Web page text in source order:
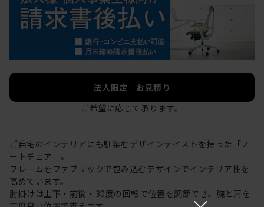
法人限定 お見積り
ご希望に応じて承ります。
ご自宅のインテリアにも馴染むデザインテイストを持った「ノ
ートチェア」。
フレームをファブリックで包み込むデザインでインテリア性を
高めています。
肘掛けは上下・前後・30度の回転で位置を調節でき、腕と肩を